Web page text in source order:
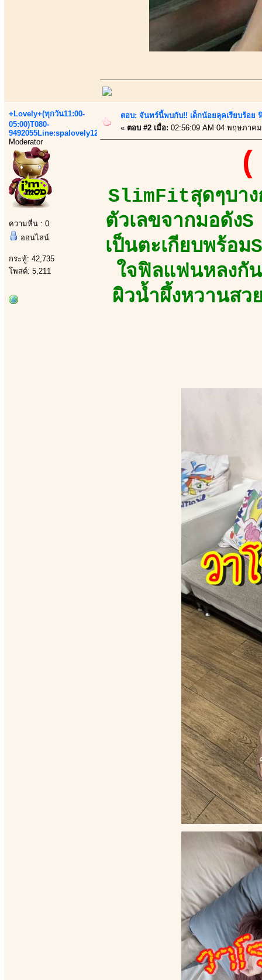
+Lovely+(ทุกวัน11:00-
05:00)T080-
9492055Line:spalovely123
Moderator
ความหื่น : 0
ออนไลน์
กระทู้: 42,735
โพสต์: 5,211
ตอบ: จันทร์นี้พบกับ!! เด็กน้อยลุคเรียบร้อย
« ตอบ #2 เมื่อ: 02:56:09 AM 04 พฤษภาค
SlimFitสุดๆบาง
ตัวเลขจากมอดั
เป็นตะเกียบพร้อ
ใจฟิลแฟนหลง
ผิวน้ำผึ้งหวานสว